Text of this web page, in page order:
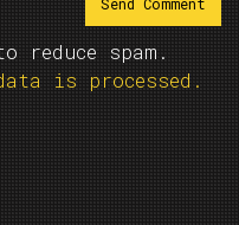
reduce spam.
is processed.